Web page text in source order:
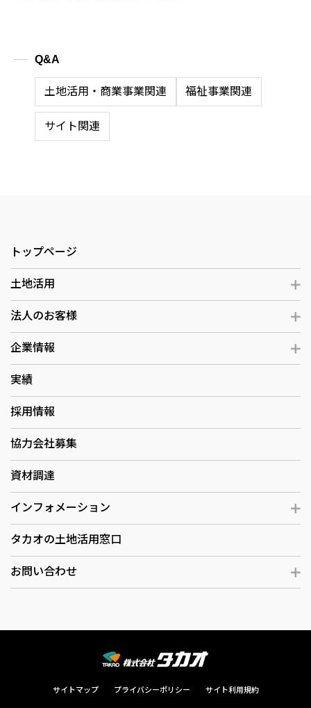
Q&A
土地活用・商業事業関連 福祉事業関連
サイト関連
トップページ
土地活用
法人のお客様
企業情報
実績
採用情報
協力会社募集
資材調達
インフォメーション
タカオの土地活用窓口
お問い合わせ
サイトマップ プライバシーポリシー サイト利用規約